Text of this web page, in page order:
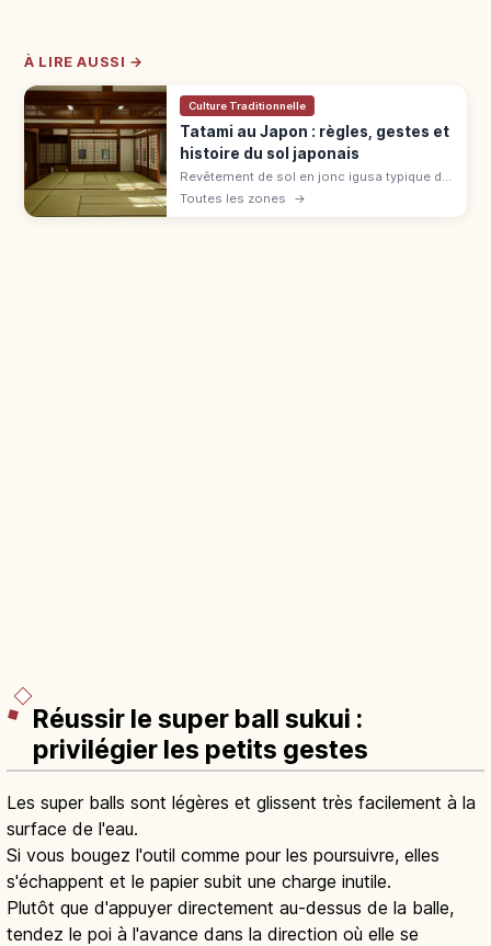
À LIRE AUSSI →
Culture Traditionnelle
Tatami au Japon : règles, gestes et
histoire du sol japonais
Revêtement de sol en jonc igusa typique du
washitsu, le tatami se généralise à l'époque
Toutes les zones →
Réussir le super ball sukui :
privilégier les petits gestes
Les super balls sont légères et glissent très facilement à la
surface de l'eau.
Si vous bougez l'outil comme pour les poursuivre, elles
s'échappent et le papier subit une charge inutile.
Plutôt que d'appuyer directement au-dessus de la balle,
tendez le poi à l'avance dans la direction où elle se